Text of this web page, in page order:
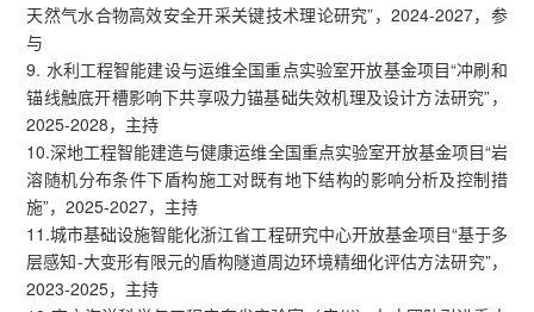
天然气水合物高效安全开采关键技术理论研究”，2024-2027，参
与
9. 水利工程智能建设与运维全国重点实验室开放基金项目“冲刷和
锚线触底开槽影响下共享吸力锚基础失效机理及设计方法研究”，
2025-2028，主持
10.深地工程智能建造与健康运维全国重点实验室开放基金项目“岩
溶随机分布条件下盾构施工对既有地下结构的影响分析及控制措
施”，2025-2027，主持
11.城市基础设施智能化浙江省工程研究中心开放基金项目“基于多
层感知-大变形有限元的盾构隧道周边环境精细化评估方法研究”，
2023-2025，主持